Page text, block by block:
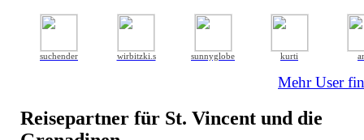
suchender wirbitzki.s sunnyglobe kurti
Mehr User
Reisepartner für St. Vincent und die